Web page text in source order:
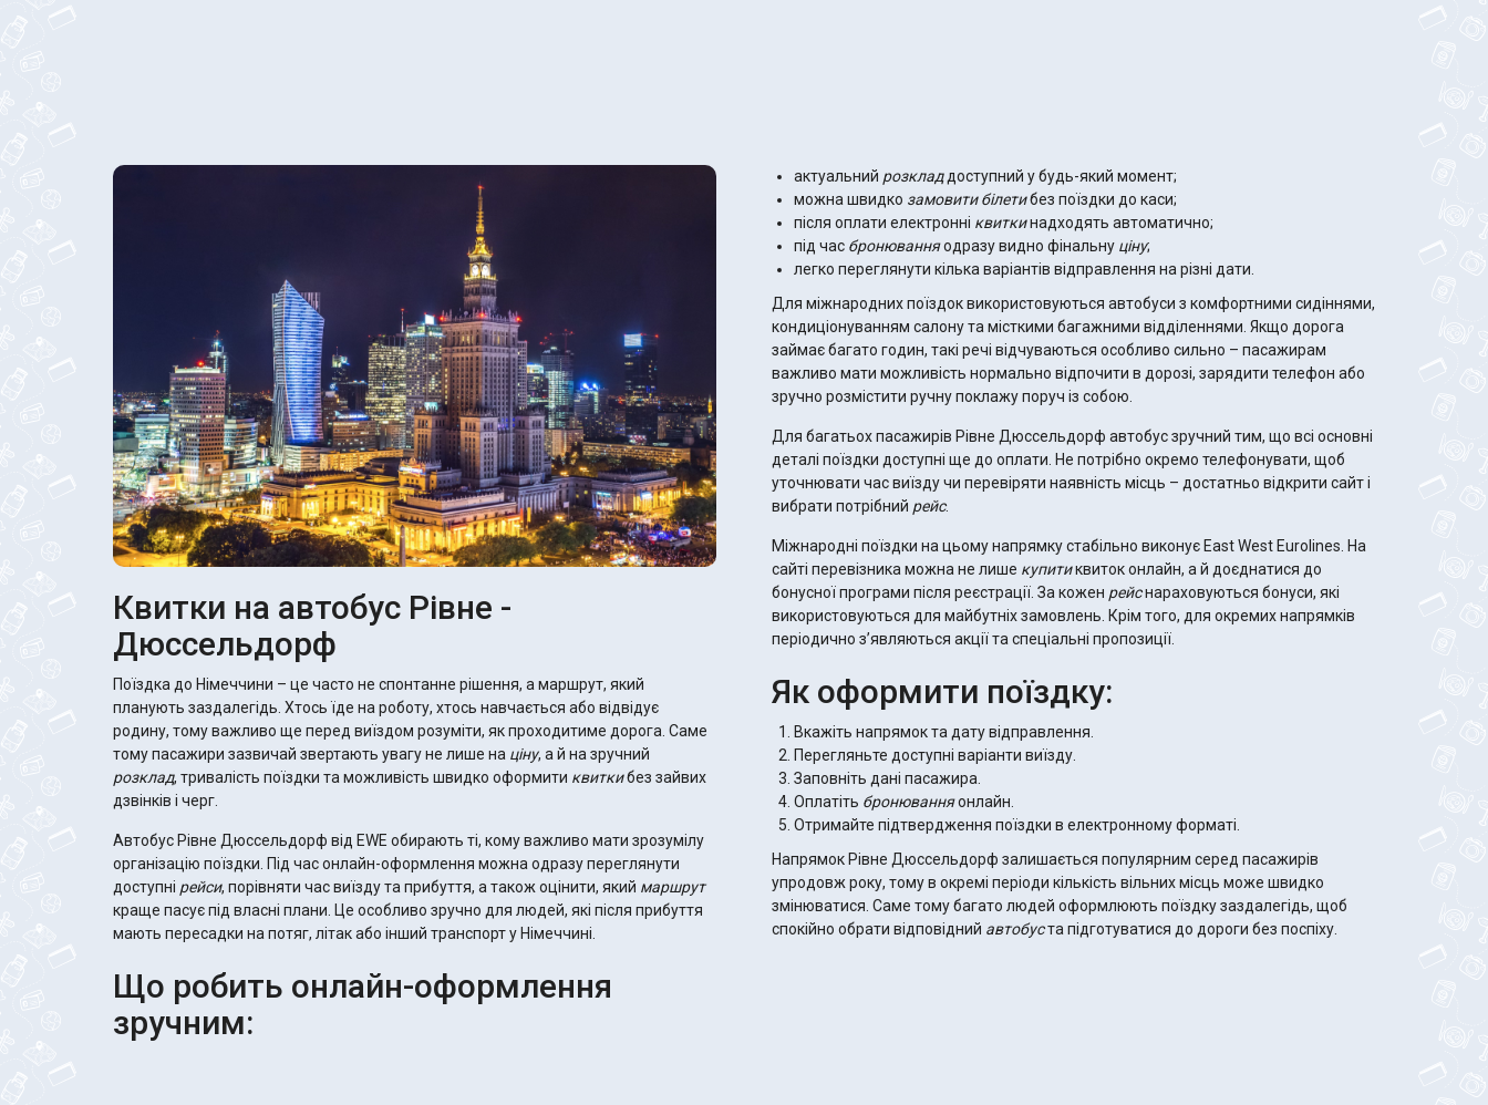
Квитки на автобус Рівне -
Дюссельдорф
Поїздка до Німеччини – це часто не спонтанне рішення, а маршрут, який
планують заздалегідь. Хтось їде на роботу, хтось навчається або відвідує
родину, тому важливо ще перед виїздом розуміти, як проходитиме дорога. Саме
тому пасажири зазвичай звертають увагу не лише на ціну, а й на зручний
розклад, тривалість поїздки та можливість швидко оформити квиткибез зайвих
дзвінків і черг.
Автобус Рівне Дюссельдорф від EWE обирають ті, кому важливо мати зрозумілу
організацію поїздки. Під час онлайн-оформлення можна одразу переглянути
доступні рейси, порівняти час виїзду та прибуття, а також оцінити, який маршрут
краще пасує під власні плани. Це особливо зручно для людей, які після прибуття
мають пересадки на потяг, літак або інший транспорт у Німеччині.
Що робить онлайн-оформлення
зручним:
актуальний розкладдоступний у будь-який момент;
можна швидко замовити білетибез поїздки до каси;
після оплати електронні квиткинадходять автоматично;
під час бронюванняодразу видно фінальну ціну;
легко переглянути кілька варіантів відправлення на різні дати.
Для міжнародних поїздок використовуються автобуси з комфортними сидіннями,
кондиціонуванням салону та місткими багажними відділеннями. Якщо дорога
займає багато годин, такі речі відчуваються особливо сильно – пасажирам
важливо мати можливість нормально відпочити в дорозі, зарядити телефон або
зручно розмістити ручну поклажу поруч із собою.
Для багатьох пасажирів Рівне Дюссельдорф автобус зручний тим, що всі основні
деталі поїздки доступні ще до оплати. Не потрібно окремо телефонувати, щоб
уточнювати час виїзду чи перевіряти наявність місць – достатньо відкрити сайт і
вибрати потрібний рейс.
Міжнародні поїздки на цьому напрямку стабільно виконує East West Eurolines. На
сайті перевізника можна не лише купитиквиток онлайн, а й доєднатися до
бонусної програми після реєстрації. За кожен рейснараховуються бонуси, які
використовуються для майбутніх замовлень. Крім того, для окремих напрямків
періодично з’являються акції та спеціальні пропозиції.
Як оформити поїздку:
Вкажіть напрямок та дату відправлення.
Перегляньте доступні варіанти виїзду.
Заповніть дані пасажира.
Оплатіть бронюванняонлайн.
Отримайте підтвердження поїздки в електронному форматі.
Напрямок Рівне Дюссельдорф залишається популярним серед пасажирів
упродовж року, тому в окремі періоди кількість вільних місць може швидко
змінюватися. Саме тому багато людей оформлюють поїздку заздалегідь, щоб
спокійно обрати відповідний автобуста підготуватися до дороги без поспіху.